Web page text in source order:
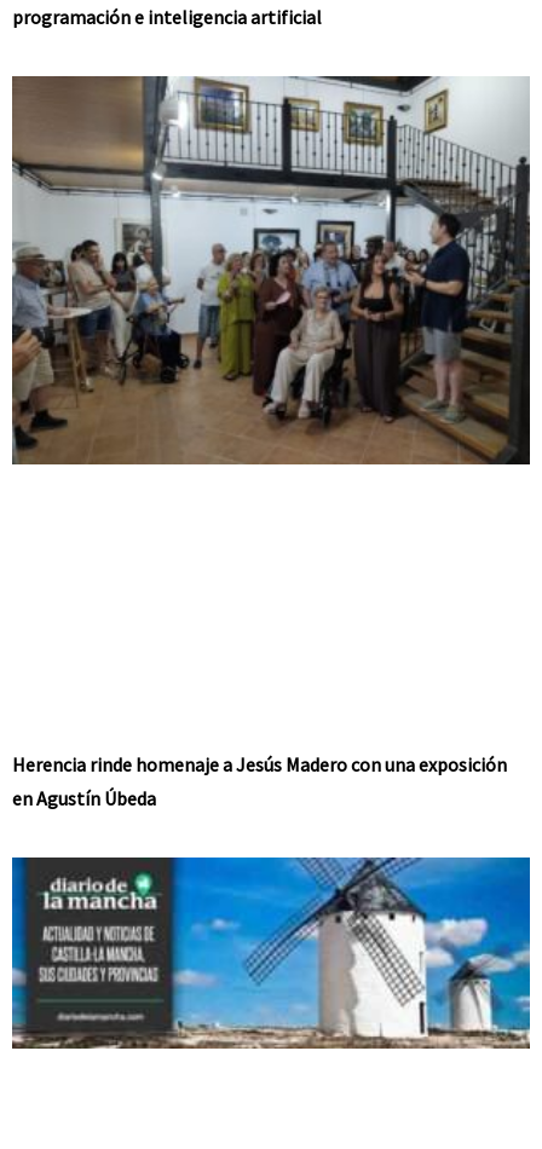
programación e inteligencia artificial
Herencia rinde homenaje a Jesús Madero con una exposición
en Agustín Úbeda